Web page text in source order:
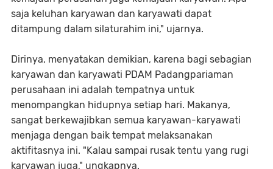
saja keluhan karyawan dan karyawati dapat
ditampung dalam silaturahim ini," ujarnya.
Dirinya, menyatakan demikian, karena bagi sebagian
karyawan dan karyawati PDAM Padangpariaman
perusahaan ini adalah tempatnya untuk
menompangkan hidupnya setiap hari. Makanya,
sangat berkewajibkan semua karyawan-karyawati
menjaga dengan baik tempat melaksanakan
aktifitasnya ini. "Kalau sampai rusak tentu yang rugi
karyawan juga," ungkapnya.